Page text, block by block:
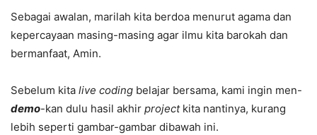
Sebagai awalan, marilah kita berdoa menurut agama dan
kepercayaan masing-masing agar ilmu kita barokah dan
bermanfaat, Amin.
Sebelum kita live coding belajar bersama, kami ingin men-
demo-kan dulu hasil akhir project kita nantinya, kurang
lebih seperti gambar-gambar dibawah ini.